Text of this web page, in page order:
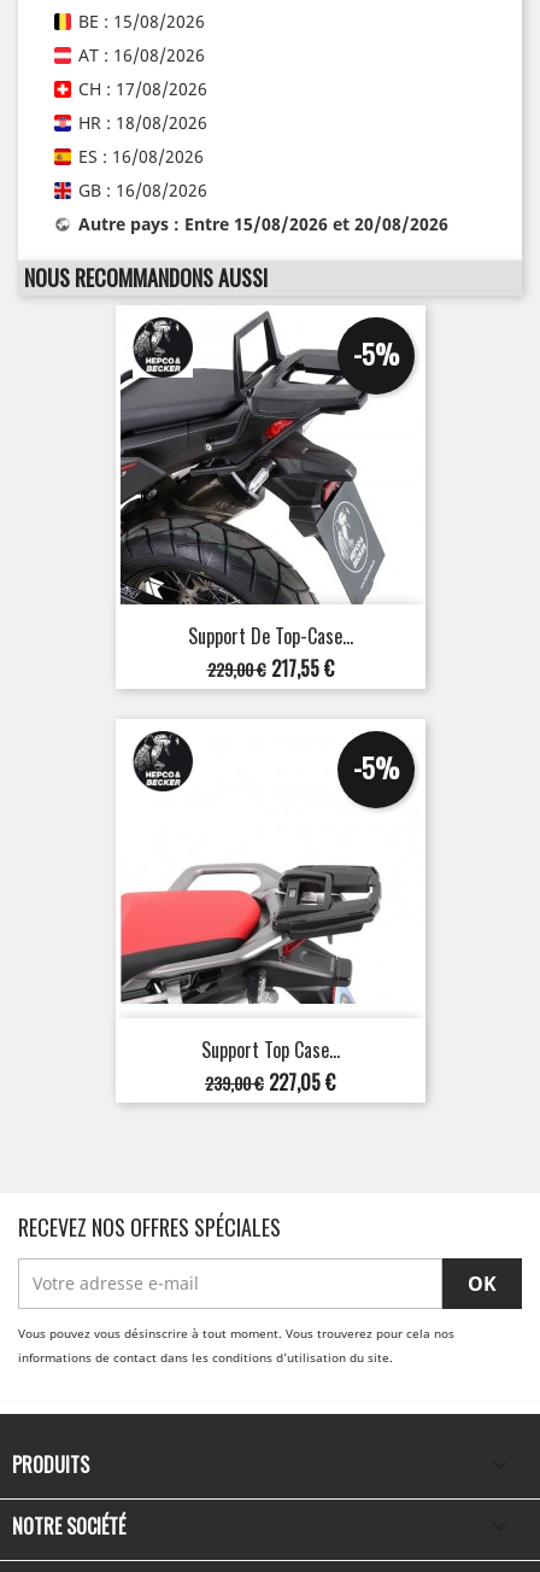
BE : 15/08/2026
AT : 16/08/2026
CH : 17/08/2026
HR : 18/08/2026
ES : 16/08/2026
GB : 16/08/2026
Autre pays : Entre 15/08/2026 et 20/08/2026
NOUS RECOMMANDONS AUSSI
Support De Top-Case...
Prix
de
base
229,00 €
-5%
Prix
217,55 €
Support Top Case...
Prix
de
239,00 €
-5%
Prix
227,05 €
RECEVEZ NOS OFFRES SPÉCIALES
Vous pouvez vous désinscrire à tout moment. Vous trouverez pour cela nos
informations de contact dans les conditions d'utilisation du site.
PRODUITS
NOTRE SOCIÉTÉ